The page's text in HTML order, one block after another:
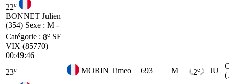
22e
BONNET Julien
(354) Sexe : M -
Catégorie : 8e SE
VIX (85770)
00:49:46
23e MORIN Timeo 693 M 2e JU